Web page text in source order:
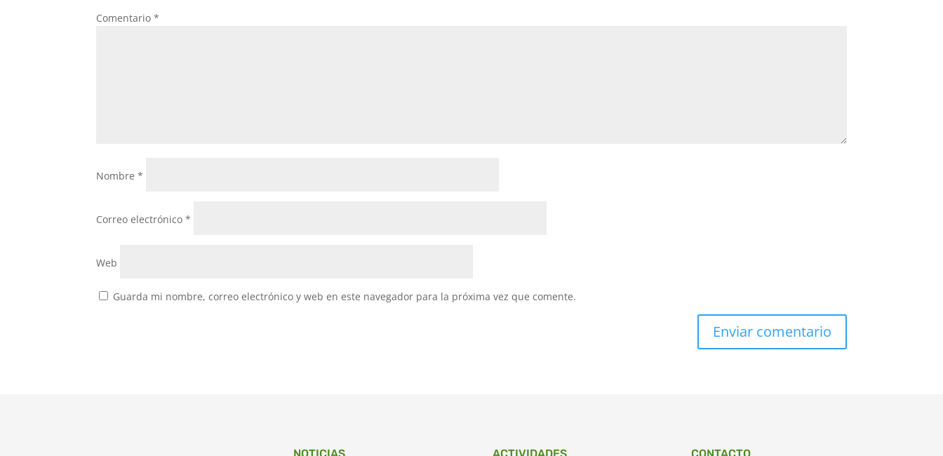
Comentario *
Nombre *
Correo electrónico *
Web
Guarda mi nombre, correo electrónico y web en este navegador para la próxima vez que comente.